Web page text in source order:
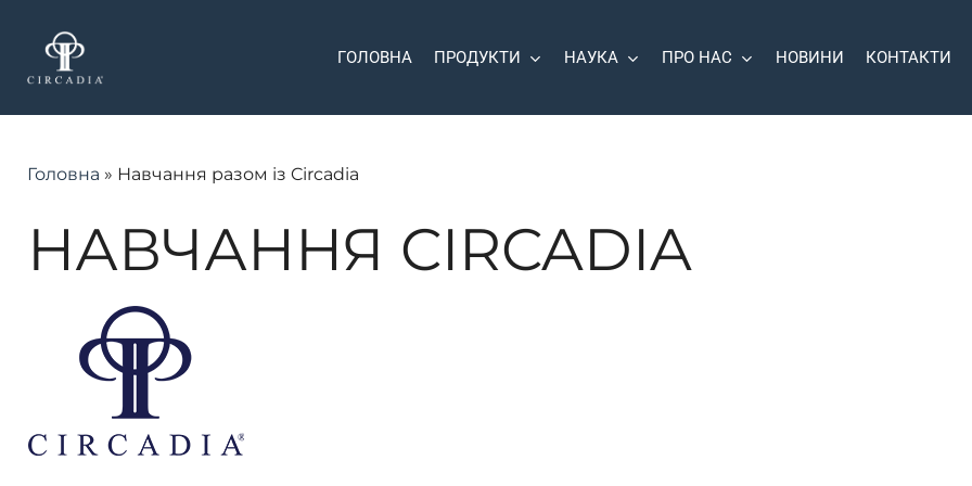
main
ГОЛОВНА ПРОДУКТИ НАУКА ПРО НАС НОВИНИ КОНТАКТИ
Головна » Навчання разом із Circadia
НАВЧАННЯ CIRCADIA